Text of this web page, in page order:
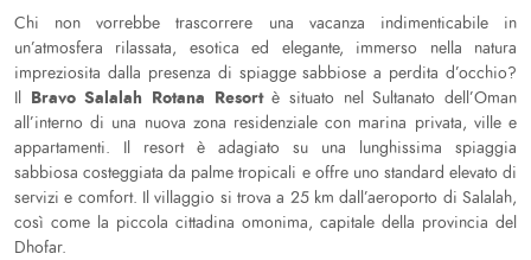
Chi non vorrebbe trascorrere una vacanza indimenticabile in
un’atmosfera rilassata, esotica ed elegante, immerso nella natura
impreziosita dalla presenza di spiagge sabbiose a perdita d’occhio?
Il Bravo Salalah Rotana Resortè situato nel Sultanato dell’Oman
all’interno di una nuova zona residenziale con marina privata, ville e
appartamenti. Il resort è adagiato su una lunghissima spiaggia
sabbiosa costeggiata da palme tropicali e offre uno standard elevato di
servizi e comfort. Il villaggio si trova a 25 km dall’aeroporto di Salalah,
così come la piccola cittadina omonima, capitale della provincia del
Dhofar.